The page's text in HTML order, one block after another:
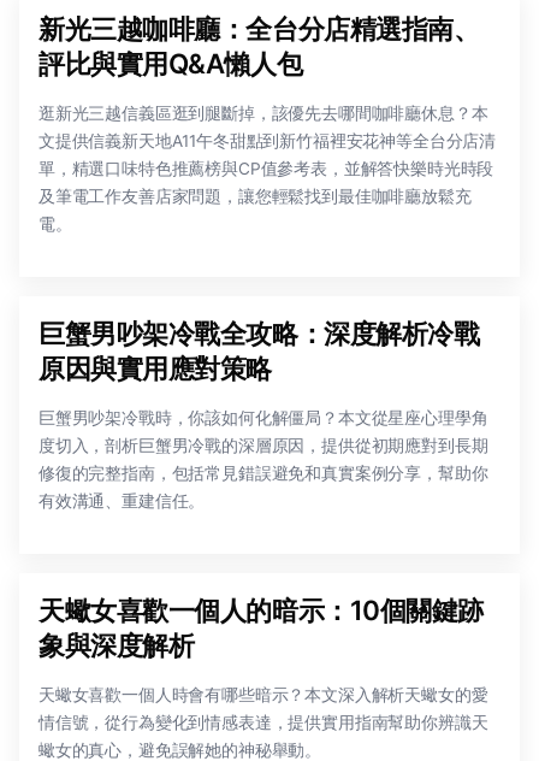
新光三越咖啡廳：全台分店精選指南、
評比與實用Q&A懶人包
逛新光三越信義區逛到腿斷掉，該優先去哪間咖啡廳休息？本
文提供信義新天地A11午冬甜點到新竹福裡安花神等全台分店清
單，精選口味特色推薦榜與CP值參考表，並解答快樂時光時段
及筆電工作友善店家問題，讓您輕鬆找到最佳咖啡廳放鬆充
電。
巨蟹男吵架冷戰全攻略：深度解析冷戰
原因與實用應對策略
巨蟹男吵架冷戰時，你該如何化解僵局？本文從星座心理學角
度切入，剖析巨蟹男冷戰的深層原因，提供從初期應對到長期
修復的完整指南，包括常見錯誤避免和真實案例分享，幫助你
有效溝通、重建信任。
天蠍女喜歡一個人的暗示：10個關鍵跡
象與深度解析
天蠍女喜歡一個人時會有哪些暗示？本文深入解析天蠍女的愛
情信號，從行為變化到情感表達，提供實用指南幫助你辨識天
蠍女的真心，避免誤解她的神秘舉動。